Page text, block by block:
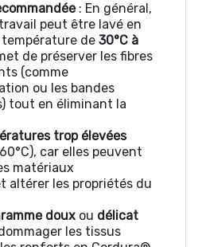
: En général,
peut être lavé en
de 30°C à
de préserver les fibres
(comme
ou les bandes
tout en éliminant la
trop élevées
car elles peuvent
matériaux
altérer les propriétés du
doux ou délicat
les tissus